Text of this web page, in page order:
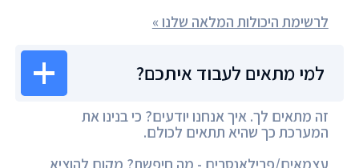
לרשימת היכולות המלאה שלנו »
למי מתאים לעבוד איתכם?
זה מתאים לך. איך אנחנו יודעים? כי בנינו את
המערכת כך שהיא תתאים לכולם.
עצמאים/פרילאנסרים - מה חיפשת? מקום להוציא